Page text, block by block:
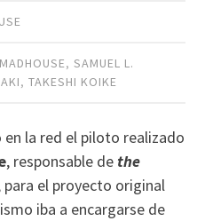
MADHOUSE,SAMUEL L.
,TAKESHI KOIKE
en la red el piloto realizado
, responsable de the
para el proyecto original
iba a encargarse de